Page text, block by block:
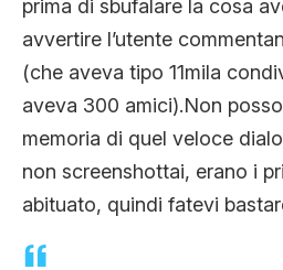
prima di sbufalare la cosa
avvertire l’utente
(che aveva tipo 11mila
aveva 300 amici).Non
memoria di quel veloce
non screenshottai, erano i
abituato, quindi fatevi